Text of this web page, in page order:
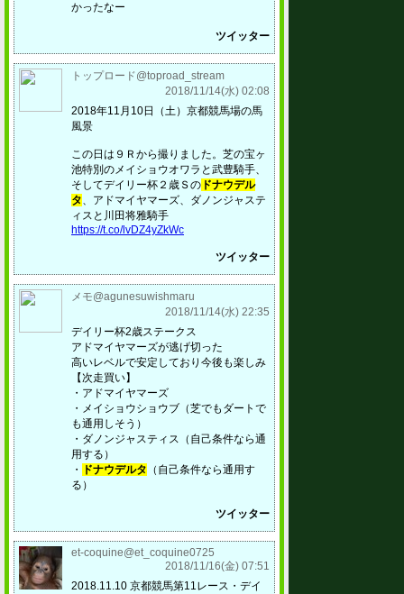
かったなー
ツイッター
トップロード@toproad_stream
2018/11/14(水) 02:08
2018年11月10日（土）京都競馬場の馬
風景
この日は９Ｒから撮りました。芝の宝ヶ
池特別のメイショウオワラと武豊騎手、
そしてデイリー杯２歳Ｓの ドナウデル
タ、アドマイヤマーズ、ダノンジャステ
ィスと川田将雅騎手
https://t.co/lvDZ4yZkWc
ツイッター
メモ@agunesuwishmaru
2018/11/14(水) 22:35
デイリー杯2歳ステークス
アドマイヤマーズが逃げ切った
高いレベルで安定しており今後も楽しみ
【次走買い】
・アドマイヤマーズ
・メイショウショウブ（芝でもダートで
も通用しそう）
・ダノンジャスティス（自己条件なら通
用する）
・
ドナウデルタ （自己条件なら通用す
る）
ツイッター
et-coquine@et_coquine0725
2018/11/16(金) 07:51
2018.11.10 京都競馬第11レース・デイ